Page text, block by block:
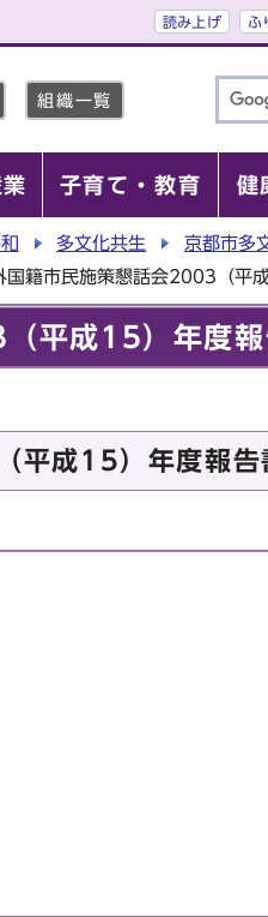
読み上げ ふ
組織一覧
子育て・教育 健
多文化共生
京都市多
国籍市民施策懇話会2003（平
平成15）年度
平成15）年度報告